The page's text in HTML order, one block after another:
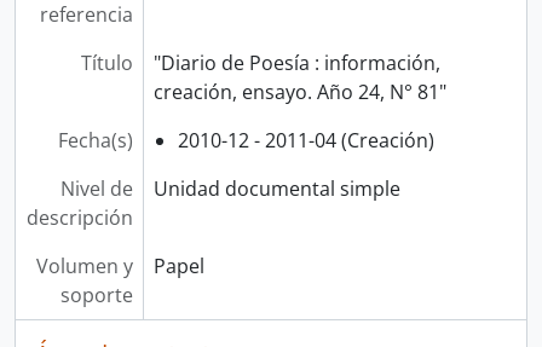
referencia
Título
"Diario de Poesía : información,
creación, ensayo. Año 24, N° 81"
Fecha(s)
2010-12 - 2011-04 (Creación)
Nivel de
descripción
Unidad documental simple
Volumen y
soporte
Papel